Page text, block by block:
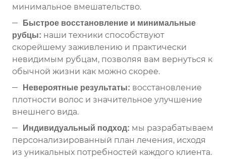
минимальное вмешательство.
Быстрое восстановление и минимальные
рубцы: наши техники способствуют
скорейшему заживлению и практически
невидимым рубцам, позволяя вам вернуться к
обычной жизни как можно скорее.
Невероятные результаты: восстановление
плотности волос и значительное улучшение
внешнего вида.
Индивидуальный подход: мы разрабатываем
персонализированный план лечения, исходя
из уникальных потребностей каждого клиента.